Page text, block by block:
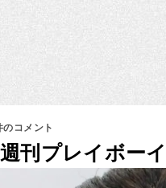
のコメント
刊プレイボー